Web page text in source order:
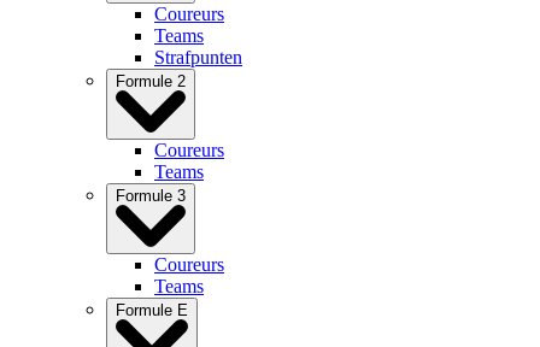
Coureurs
Teams
Strafpunten
Formule 2
Coureurs
Teams
Formule 3
Coureurs
Teams
Formule E